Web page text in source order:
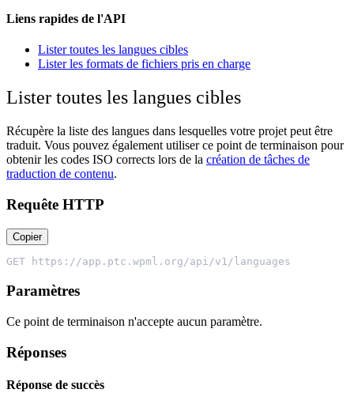
Liens rapides de l'API
Lister toutes les langues cibles
Lister les formats de fichiers pris en charge
Lister toutes les langues cibles
Récupère la liste des langues dans lesquelles votre projet peut être
traduit. Vous pouvez également utiliser ce point de terminaison pour
obtenir les codes ISO corrects lors de la création de tâches de
traduction de contenu.
Requête HTTP
Copier
GET https://app.ptc.wpml.org/api/v1/languages
Paramètres
Ce point de terminaison n'accepte aucun paramètre.
Réponses
Réponse de succès